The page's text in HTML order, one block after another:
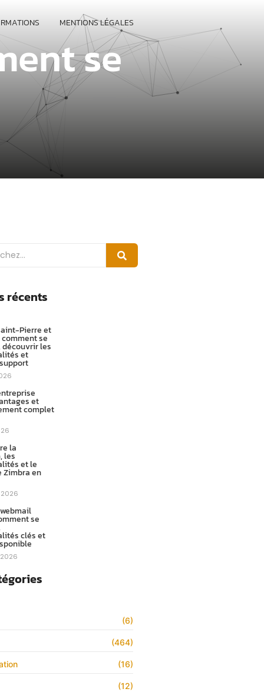
MENTIONS LÉGALES
se
récents
Pierre et
se
découvrir les
et
et
complet
la
les
et le
Zimbra en
se
clés et
(6)
(464)
(16)
(12)